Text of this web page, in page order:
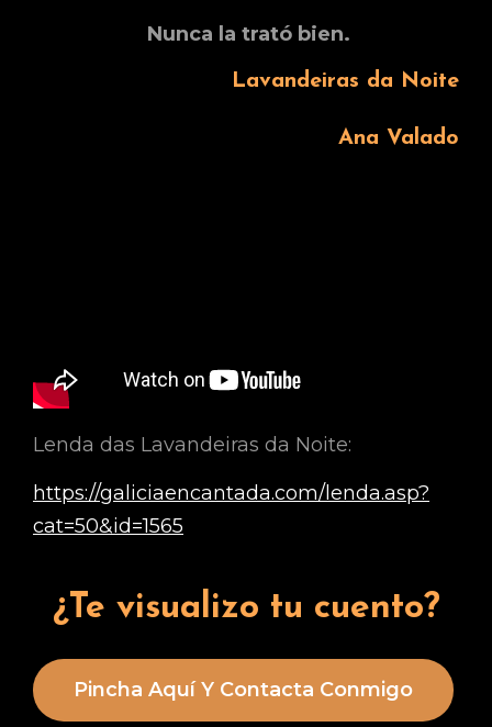
Nunca la trató bien.
Lavandeiras da Noite
Ana Valado
Lenda das Lavandeiras da Noite:
https://galiciaencantada.com/lenda.asp?
cat=50&id=1565
¿Te visualizo tu cuento?
Pincha Aquí Y Contacta Conmigo